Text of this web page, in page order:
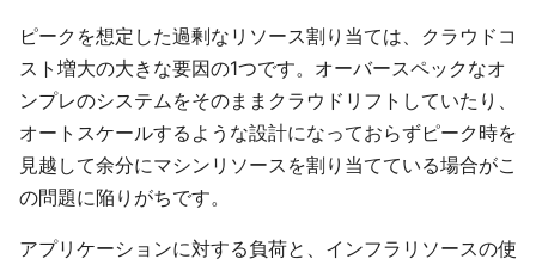
ピークを想定した過剰なリソース割り当ては、クラウドコ
スト増大の大きな要因の1つです。オーバースペックなオ
ンプレのシステムをそのままクラウドリフトしていたり、
オートスケールするような設計になっておらずピーク時を
見越して余分にマシンリソースを割り当てている場合がこ
の問題に陥りがちです。
アプリケーションに対する負荷と、インフラリソースの使